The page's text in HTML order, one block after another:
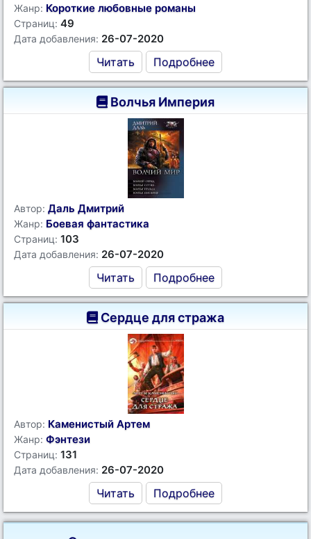
Жанр: Короткие любовные романы
Страниц: 49
Дата добавления: 26-07-2020
Читать Подробнее
Волчья Империя
Автор: Даль Дмитрий
Жанр: Боевая фантастика
Страниц: 103
Дата добавления: 26-07-2020
Читать Подробнее
Сердце для стража
Автор: Каменистый Артем
Жанр: Фэнтези
Страниц: 131
Дата добавления: 26-07-2020
Читать Подробнее